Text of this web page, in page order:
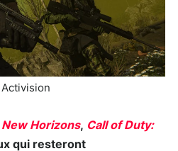
Horizons, Call of Duty:
qui resteront